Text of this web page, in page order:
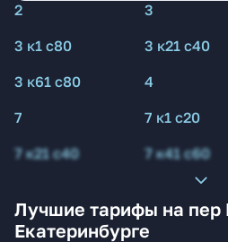
2 3
3 к1 с80
3 к21 с40
3 к61 с80
4
7
7 к1 с20
7 к21 с40
7 к41 с60
Лучшие тарифы на пер
Екатеринбурге